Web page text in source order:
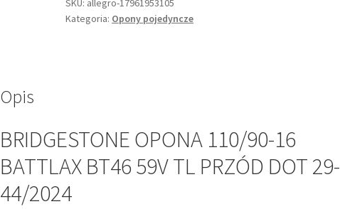
BATTLAX
44/2024
SKU: allegro-17961953105
Kategoria: Opony pojedyncze
Opis
BRIDGESTONE OPONA 110/90-16
BATTLAX BT46 59V TL PRZÓD DOT 29-
44/2024